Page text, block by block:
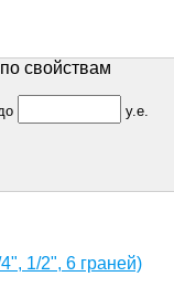
свойствам
у.е.
1/2", 6 граней)